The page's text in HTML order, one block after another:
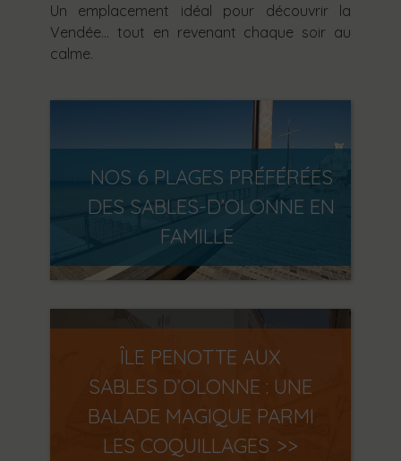
Un emplacement idéal pour découvrir la
Vendée… tout en revenant chaque soir au
calme.
NOS 6 PLAGES PRÉFÉRÉES
DES SABLES-D’OLONNE EN
FAMILLE
ÎLE PENOTTE AUX
SABLES D’OLONNE : UNE
BALADE MAGIQUE PARMI
LES COQUILLAGES